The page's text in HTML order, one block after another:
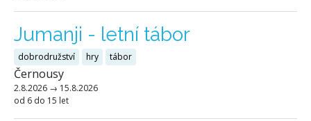
Jumanji - letní tábor
dobrodružství hry tábor
Černousy
2.8.2026 → 15.8.2026
od 6 do 15 let